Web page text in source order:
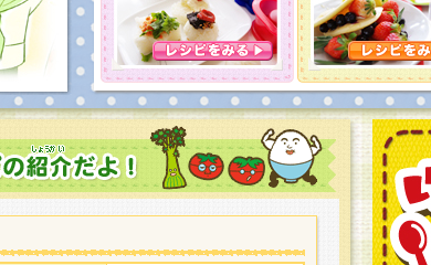
てごはんを作ろう！は終了致しました。たくさ
とうございました。次回企画もお楽しみに！